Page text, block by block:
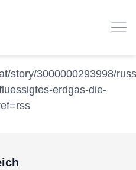
story/3000000293998/
erdgas-die-